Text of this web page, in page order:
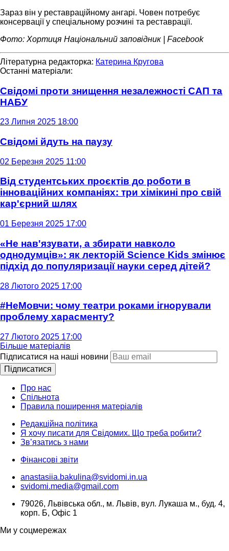
Зараз він у реставраційному ангарі. Човен потребує
консервації у спеціальному розчині та реставрації.
Фото: Хортиця Національний заповідник | Facebook
Літературна редакторка: Катерина Кругова
Останні матеріали:
Свідомі проти знищення незалежності САП та
НАБУ
23 Липня 2025 18:00
Свідомі йдуть на паузу
02 Березня 2025 11:00
Від студентських проєктів до роботи в
інноваційних компаніях: три хімікині про свій
кар'єрний шлях
01 Березня 2025 17:00
«Не нав'язувати, а збирати навколо
однодумців»: як лекторій Science Kids змінює
підхід до популяризації науки серед дітей?
28 Лютого 2025 17:00
#НеМовчи: чому театри роками ігнорували
проблему харасменту?
27 Лютого 2025 17:00
Більше матеріалів
Підписатися на наші новини
Підписатися
Про нас
Спільнота
Правила поширення матеріалів
Редакційна політика
Я хочу писати для Свідомих. Що треба робити?
Зв’язатись з нами
Фінансові звіти
anastasiia.bakulina@svidomi.in.ua
svidomi.media@gmail.com
79026, Львівська обл., м. Львів, вул. Лукаша м., буд. 4,
корп. Б, Офіс 1
Ми у соцмережах